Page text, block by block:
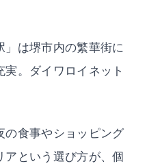
は堺市内の繁華街に
。ダイワロイネット
の食事やショッピング
アという選び方が、個